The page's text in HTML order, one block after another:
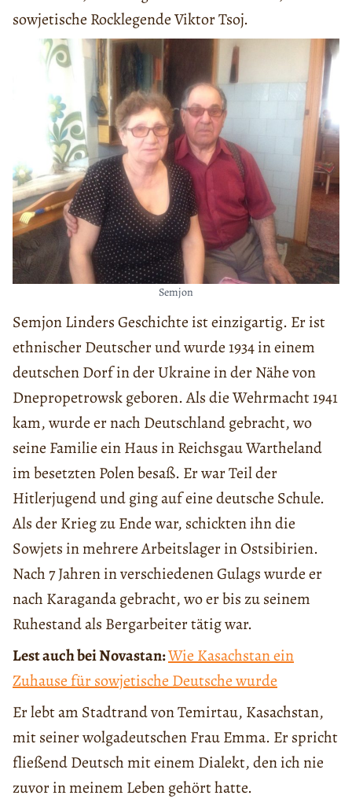
sowjetische Rocklegende Viktor Tsoj.
Semjon
Semjon Linders Geschichte ist einzigartig. Er ist
ethnischer Deutscher und wurde 1934 in einem
deutschen Dorf in der Ukraine in der Nähe von
Dnepropetrowsk geboren. Als die Wehrmacht 1941
kam, wurde er nach Deutschland gebracht, wo
seine Familie ein Haus in Reichsgau Wartheland
im besetzten Polen besaß. Er war Teil der
Hitlerjugend und ging auf eine deutsche Schule.
Als der Krieg zu Ende war, schickten ihn die
Sowjets in mehrere Arbeitslager in Ostsibirien.
Nach 7 Jahren in verschiedenen Gulags wurde er
nach Karaganda gebracht, wo er bis zu seinem
Ruhestand als Bergarbeiter tätig war.
Lest auch bei Novastan:Wie Kasachstan ein
Zuhause für sowjetische Deutsche wurde
Er lebt am Stadtrand von Temirtau, Kasachstan,
mit seiner wolgadeutschen Frau Emma. Er spricht
fließend Deutsch mit einem Dialekt, den ich nie
zuvor in meinem Leben gehört hatte.